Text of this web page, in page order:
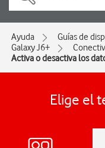
Ayuda Guías de
Galaxy J6+
Activa o desactiva los
Elige el